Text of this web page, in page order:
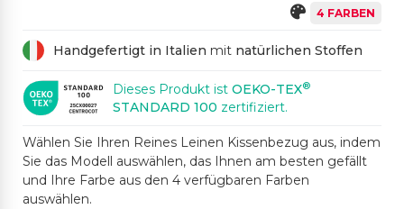
4 FARBEN
Handgefertigt in Italien mit natürlichen Stoffen
Dieses Produkt ist OEKO-TEX®
STANDARD 100 zertifiziert.
Wählen Sie Ihren Reines Leinen Kissenbezug aus, indem
Sie das Modell auswählen, das Ihnen am besten gefällt
und Ihre Farbe aus den 4 verfügbaren Farben
auswählen.